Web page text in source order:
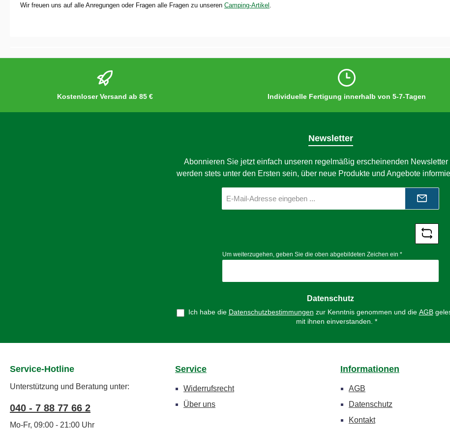
Wir freuen uns auf alle Anregungen oder Fragen alle Fragen zu unseren Camping-Artikel .
Kostenloser Versand ab 85 € Individuelle Fertigung innerhalb von 5-7-Tagen
Newsletter
Abonnieren Sie jetzt einfach unseren regelmäßig erscheinenden Newsletter
werden stets unter den Ersten sein, über neue Produkte und Angebote
Mail-
Adresse
Um weiterzugehen, geben Sie die oben abgebildeten Zeichen ein *
Datenschutz
Ich habe die Datenschutzbestimmungen zur Kenntnis genommen und die AGB
mit ihnen einverstanden. *
Service-Hotline
Unterstützung und Beratung unter:
040 - 7 88 77 66 2
Mo-Fr, 09:00 - 21:00 Uhr
Service
Widerrufsrecht
Über uns
Informationen
AGB
Datenschutz
Kontakt